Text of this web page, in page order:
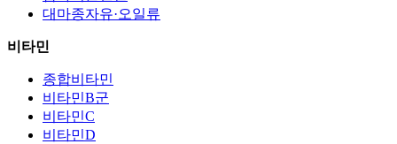
대마종자유·오일류
비타민
종합비타민
비타민B군
비타민C
비타민D